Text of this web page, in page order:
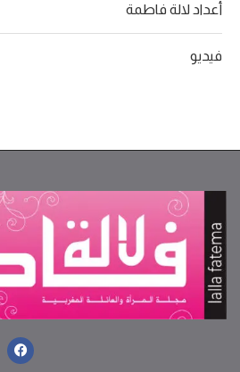
أعداد لالة فاطمة
فيديو